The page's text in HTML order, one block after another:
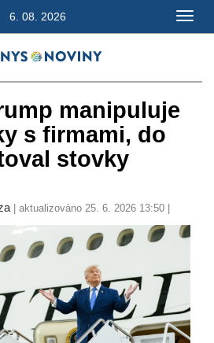
6. 08. 2026
manipuluje
s firmami, do
stovky
| aktualizováno 25. 6. 2026 13:50 |